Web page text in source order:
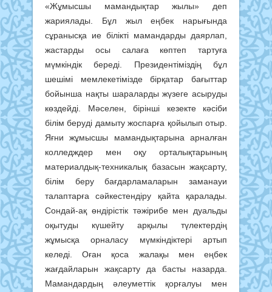
«Жұмысшы мамандықтар жылы» деп
жариялады. Бұл жыл еңбек нарығында
сұранысқа ие білікті мамандарды даярлап,
жастарды осы салаға көптеп тартуға
мүмкіндік береді. Президентіміздің бұл
шешімі мемлекетімізде бірқатар бағыттар
бойынша нақты шараларды жүзеге асыруды
көздейді. Мәселен, бірінші кезекте кәсіби
білім беруді дамыту жоспарға қойылып отыр.
Яғни жұмысшы мамандықтарына арналған
колледждер мен оқу орталықтарының
материалдық-техникалық базасын жақсарту,
білім беру бағдарламаларын заманауи
талаптарға сәйкестендіру қайта қаралады.
Сондай-ақ өндірістік тәжірибе мен дуальды
оқытуды күшейту арқылы түлектердің
жұмысқа орналасу мүмкіндіктері артып
келеді. Оған қоса жалақы мен еңбек
жағдайларын жақсарту да басты назарда.
Мамандардың әлеуметтік қорғалуы мен